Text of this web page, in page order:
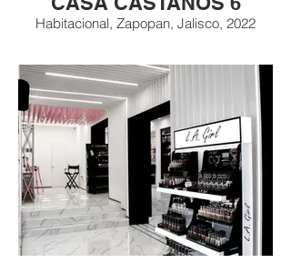
Habitacional, Zapopan, Jalisco, 2022